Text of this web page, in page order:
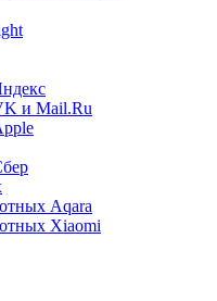
и Mail.Ru
Aqara
Xiaomi